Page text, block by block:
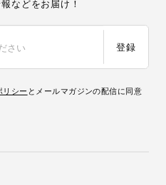
などをお届け！
登録
リシー とメールマガジンの配信に同意